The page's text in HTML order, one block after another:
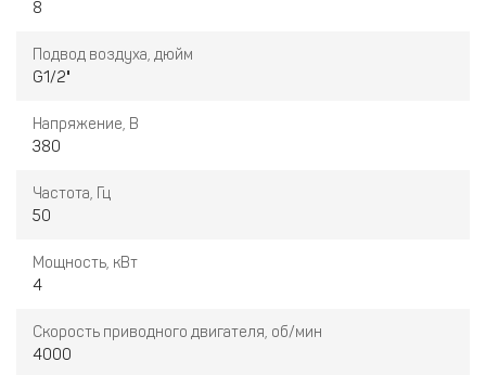
8
Подвод воздуха, дюйм
G1/2"
Напряжение, В
380
Частота, Гц
50
Мощность, кВт
4
Скорость приводного двигателя, об/мин
4000